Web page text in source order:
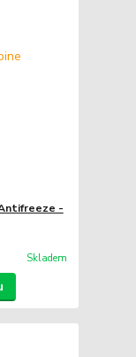
-
Skladem